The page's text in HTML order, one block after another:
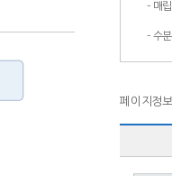
- 매
- 수
페이지정